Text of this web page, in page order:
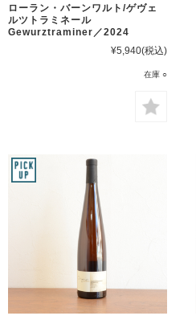
ローラン・バーンワルト/ゲヴェ
ルツトラミネール
Gewurztraminer／2024
¥5,940(税込)
在庫 ○